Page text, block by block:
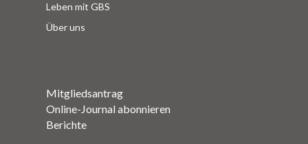
Leben mit GBS
Über uns
Mitgliedsantrag
Online-Journal abonnieren
Berichte